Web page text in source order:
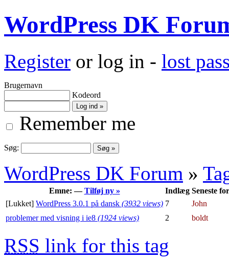
WordPress DK
Register or log in - lost
Brugernavn
Kodeord
Remember me
Søg:
WordPress DK Forum »
Emne: —Tilføj ny » Indlæg Seneste
[Lukket] WordPress 3.0.1 på dansk (3932 views) 7
John
problemer med visning i ie8 (1924 views) 2 boldt
RSS link for this tag